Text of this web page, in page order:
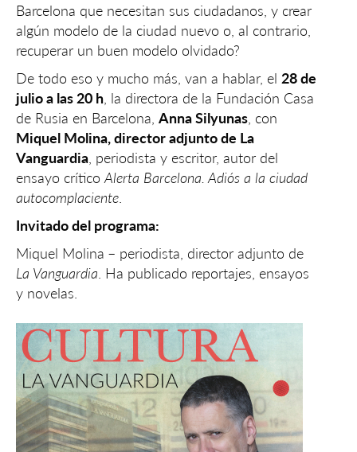
Barcelona que necesitan sus ciudadanos, y crear
algún modelo de la ciudad nuevo o, al contrario,
recuperar un buen modelo olvidado?
De todo eso y mucho más, van a hablar, el 28 de
julio a las 20 h , la directora de la Fundación Casa
de Rusia en Barcelona, ​​ Anna Silyunas , con
Miquel Molina, director adjunto de La
Vanguardia , periodista y escritor, autor del
ensayo crítico Alerta Barcelona. Adiós a la ciudad
autocomplaciente
Invitado del programa:
Miquel Molina – periodista, director adjunto de
La Vanguardia . Ha publicado reportajes, ensayos
y novelas.